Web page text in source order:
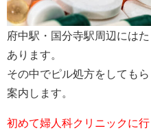
府中駅・国分寺駅周辺には
あります。
その中でピル処方をしても
案内します。
初めて婦人科クリニックに